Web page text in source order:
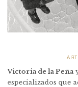
Victoria de la Peña
especializados que